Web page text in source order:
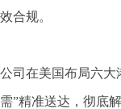
效合规。
公司在美国布局六大
需”精准送达，彻底